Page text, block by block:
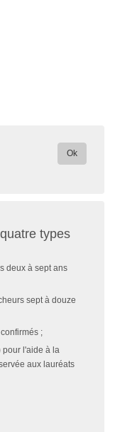
Ok
types
deux à sept ans
sept à douze
;
l'aide à la
aux lauréats